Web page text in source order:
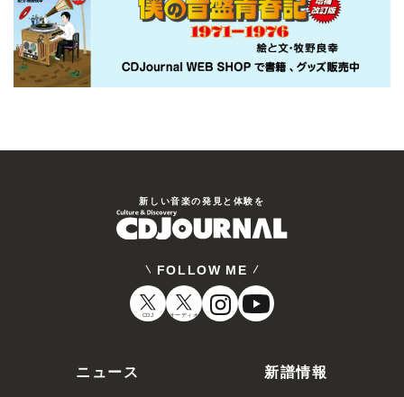
新しい⾳楽の発⾒と体験を
FOLLOW ME
CDJ オーディオ
ニュース
新譜情報